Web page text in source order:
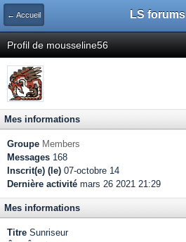
← Accueil LS forums
Profil de mousseline56
Mes informations
Groupe Members
Messages 168
Inscrit(e) (le) 07-octobre 14
Dernière activité mars 26 2021 21:29
Mes informations
Titre Sunriseur